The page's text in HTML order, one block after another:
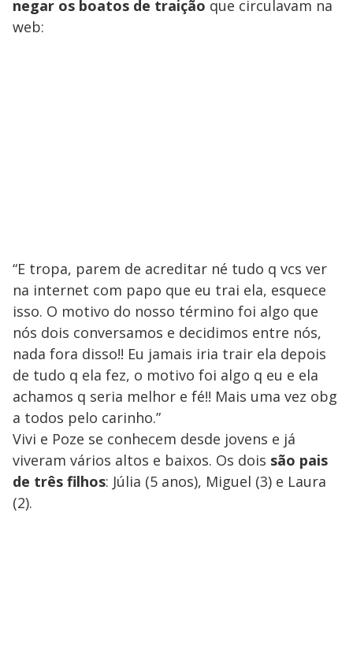
negar os boatos de traição que circulavam na
web:
“E tropa, parem de acreditar né tudo q vcs ver
na internet com papo que eu trai ela, esquece
isso. O motivo do nosso término foi algo que
nós dois conversamos e decidimos entre nós,
nada fora disso!! Eu jamais iria trair ela depois
de tudo q ela fez, o motivo foi algo q eu e ela
achamos q seria melhor e fé!! Mais uma vez obg
a todos pelo carinho.”
Vivi e Poze se conhecem desde jovens e já
viveram vários altos e baixos. Os dois são pais
de três filhos: Júlia (5 anos), Miguel (3) e Laura
(2).